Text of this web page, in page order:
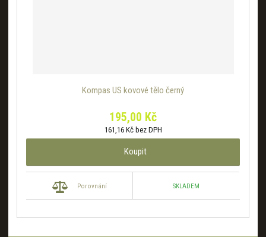
Kompas US kovové tělo černý
195,00 Kč
161,16 Kč bez DPH
Koupit
Porovnání SKLADEM